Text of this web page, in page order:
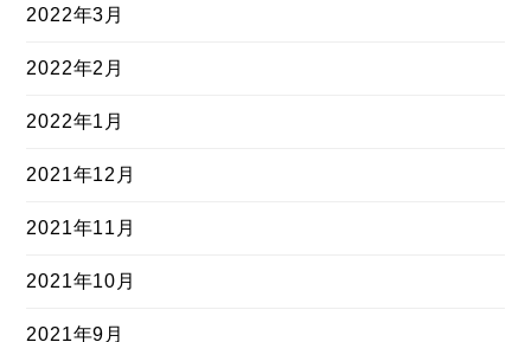
2022年3月
2022年2月
2022年1月
2021年12月
2021年11月
2021年10月
2021年9月